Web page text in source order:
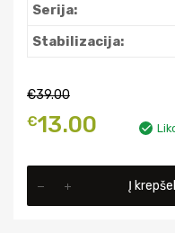
Serija:
Stabilizacija:
€39.00
Original
price
was:
€13.00
price
Į